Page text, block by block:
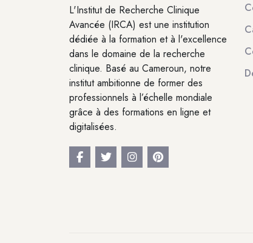
L'Institut de Recherche Clinique
Avancée (IRCA) est une institution
dédiée à la formation et à l'excellence
dans le domaine de la recherche
clinique. Basé au Cameroun, notre
institut ambitionne de former des
professionnels à l’échelle mondiale
grâce à des formations en ligne et
digitalisées.